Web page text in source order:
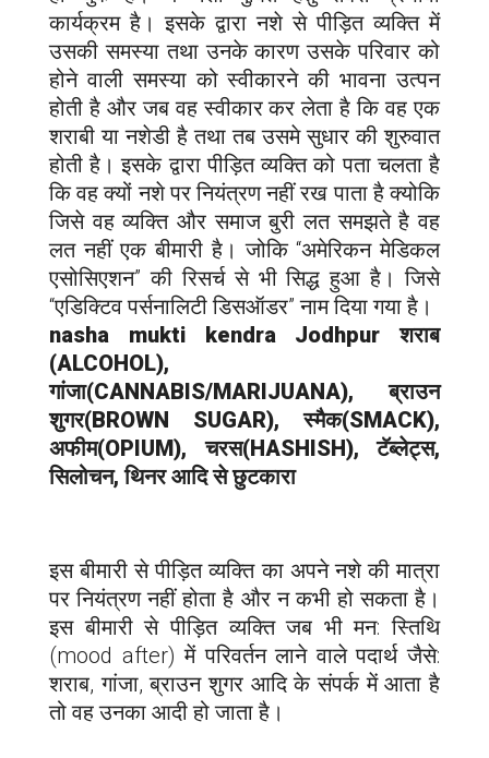
कार्यक्रम है। इसके द्वारा नशे से पीड़ित व्यक्ति में
उसकी समस्या तथा उनके कारण उसके परिवार को
होने वाली समस्या को स्वीकारने की भावना उत्पन
होती है और जब वह स्वीकार कर लेता है कि वह एक
शराबी या नशेडी है तथा तब उसमे सुधार की शुरुवात
होती है। इसके द्वारा पीड़ित व्यक्ति को पता चलता है
कि वह क्यों नशे पर नियंत्रण नहीं रख पाता है क्योकि
जिसे वह व्यक्ति और समाज बुरी लत समझते है वह
लत नहीं एक बीमारी है। जोकि “अमेरिकन मेडिकल
एसोसिएशन” की रिसर्च से भी सिद्ध हुआ है। जिसे
“एडिक्टिव पर्सनालिटी डिसऑडर” नाम दिया गया है।
nasha mukti kendra Jodhpurशराब
(ALCOHOL),
गांजा(CANNABIS/MARIJUANA), ब्राउन
शुगर(BROWN SUGAR), स्मैक(SMACK),
अफीम(OPIUM), चरस(HASHISH), टॅब्लेट्स,
सिलोचन, थिनर आदि से छुटकारा
इस बीमारी से पीड़ित व्यक्ति का अपने नशे की मात्रा
पर नियंत्रण नहीं होता है और न कभी हो सकता है।
इस बीमारी से पीड़ित व्यक्ति जब भी मन: स्तिथि
(mood after) में परिवर्तन लाने वाले पदार्थ जैसे:
शराब, गांजा, ब्राउन शुगर आदि के संपर्क में आता है
तो वह उनका आदी हो जाता है।